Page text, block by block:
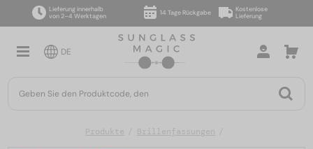
Lieferung innerhalb
von 2–4 Werktagen
14 Tage Rückgabe
Kostenlose
Lieferung
DE
Produkte Brillenfassungen